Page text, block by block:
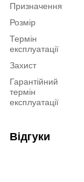
Призначення
Розмір
Термін
експлуатації
Захист
Гарантійний
термін
експлуатації
Відгуки